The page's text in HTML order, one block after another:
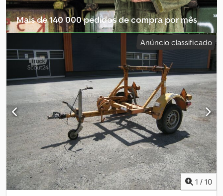
Mais de 140 000 pedidos de compra por mês
Selecionar pacote de revendedorAnúncio classificado
1 / 10